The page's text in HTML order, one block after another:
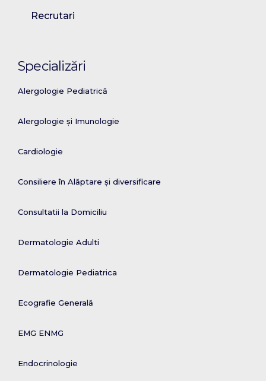
Recrutari
Specializări
Alergologie Pediatrică
Alergologie și Imunologie
Cardiologie
Consiliere în Alăptare și diversificare
Consultatii la Domiciliu
Dermatologie Adulti
Dermatologie Pediatrica
Ecografie Generală
EMG ENMG
Endocrinologie